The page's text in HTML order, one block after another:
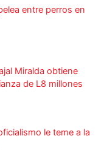
entre perros en
Miralda obtiene
de L8 millones
le teme a la